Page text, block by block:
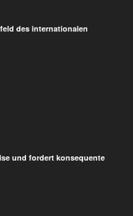
des internationalen
und fordert konsequente